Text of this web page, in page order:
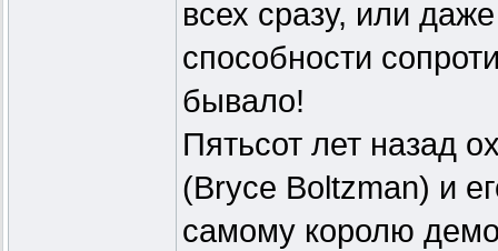
всех сразу, или
способности
бывало!
Пятьсот лет назад
(Bryce Boltzman) и
самому королю